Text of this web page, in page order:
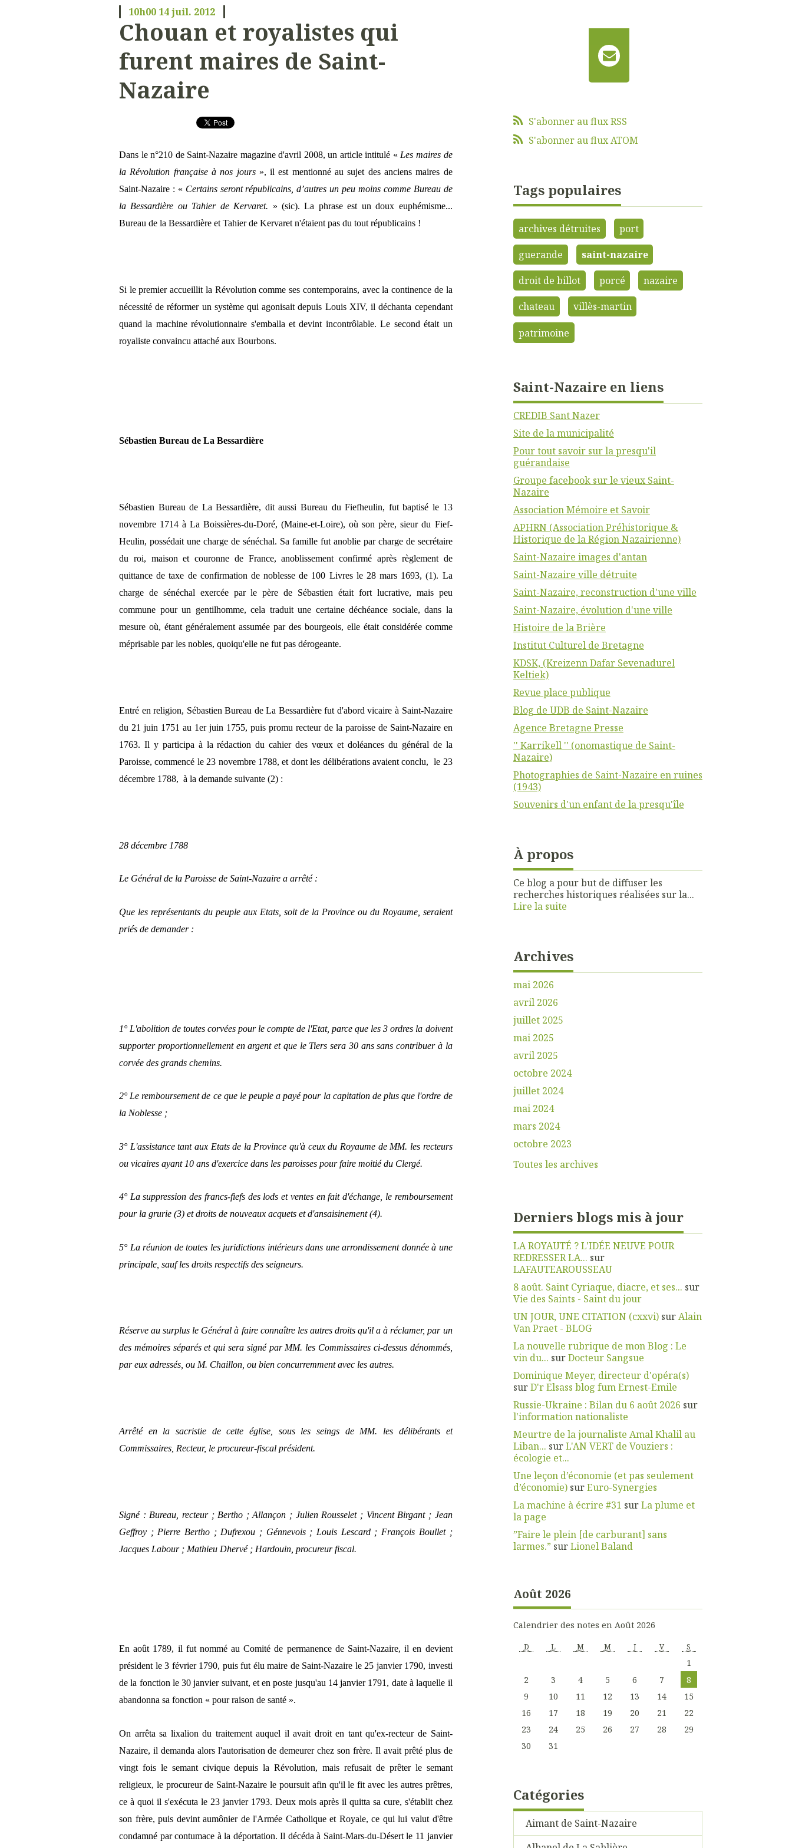
10h00 14juil. 2012
Chouan et royalistes qui
furent maires de Saint-
Nazaire
Dans le n°210 de Saint-Nazaire magazine d'avril 2008, un article intitulé « Les maires de
la Révolution française à nos jours», il est mentionné au sujet des anciens maires de
Saint-Nazaire : « Certains seront républicains, d’autres un peu moins comme Bureau de
la Bessardière ou Tahier de Kervaret. » (sic). La phrase est un doux euphémisme...
Bureau de la Bessardière et Tahier de Kervaret n'étaient pas du tout républicains !
Si le premier accueillit la Révolution comme ses contemporains, avec la continence de la
nécessité de réformer un système qui agonisait depuis Louis XIV, il déchanta cependant
quand la machine révolutionnaire s'emballa et devint incontrôlable. Le second était un
royaliste convaincu attaché aux Bourbons.
Sébastien Bureau de La Bessardière
Sébastien Bureau de La Bessardière, dit aussi Bureau du Fiefheulin, fut baptisé le 13
novembre 1714 à La Boissières-du-Doré, (Maine-et-Loire), où son père, sieur du Fief-
Heulin, possédait une charge de sénéchal. Sa famille fut anoblie par charge de secrétaire
du roi, maison et couronne de France, anoblissement confirmé après règlement de
quittance de taxe de confirmation de noblesse de 100 Livres le 28 mars 1693, (1). La
charge de sénéchal exercée par le père de Sébastien était fort lucrative, mais peu
commune pour un gentilhomme, cela traduit une certaine déchéance sociale, dans la
mesure où, étant généralement assumée par des bourgeois, elle était considérée comme
méprisable par les nobles, quoiqu'elle ne fut pas dérogeante.
Entré en religion, Sébastien Bureau de La Bessardière fut d'abord vicaire à Saint-Nazaire
du 21 juin 1751 au 1er juin 1755, puis promu recteur de la paroisse de Saint-Nazaire en
1763. Il y participa à la rédaction du cahier des vœux et doléances du général de la
Paroisse, commencé le 23 novembre 1788, et dont les délibérations avaient conclu, le 23
décembre 1788, à la demande suivante (2) :
28 décembre 1788
Le Général de la Paroisse de Saint-Nazaire a arrêté :
Que les représentants du peuple aux Etats, soit de la Province ou du Royaume, seraient
priés de demander :
1° L'abolition de toutes corvées pour le compte de l'Etat, parce que les 3 ordres la doivent
supporter proportionnellement en argent et que le Tiers sera 30 ans sans contribuer à la
corvée des grands chemins.
2° Le remboursement de ce que le peuple a payé pour la capitation de plus que l'ordre de
la Noblesse ;
3° L'assistance tant aux Etats de la Province qu'à ceux du Royaume de MM. les recteurs
ou vicaires ayant 10 ans d'exercice dans les paroisses pour faire moitié du Clergé.
4° La suppression des francs-fiefs des lods et ventes en fait d'échange, le remboursement
pour la grurie (3) et droits de nouveaux acquets et d'ansaisinement (4).
5° La réunion de toutes les juridictions intérieurs dans une arrondissement donnée à une
principale, sauf les droits respectifs des seigneurs.
Réserve au surplus le Général à faire connaître les autres droits qu'il a à réclamer, par un
des mémoires séparés et qui sera signé par MM. les Commissaires ci-dessus dénommés,
par eux adressés, ou M. Chaillon, ou bien concurremment avec les autres.
Arrêté en la sacristie de cette église, sous les seings de MM. les délibérants et
Commissaires, Recteur, le procureur-fiscal président.
Signé : Bureau, recteur ; Bertho ; Allançon ; Julien Rousselet ; Vincent Birgant ; Jean
Geffroy ; Pierre Bertho ; Dufrexou ; Génnevois ; Louis Lescard ; François Boullet ;
Jacques Labour ; Mathieu Dhervé ; Hardouin, procureur fiscal.
En août 1789, il fut nommé au Comité de permanence de Saint-Nazaire, il en devient
président le 3 février 1790, puis fut élu maire de Saint-Nazaire le 25 janvier 1790, investi
de la fonction le 30 janvier suivant, et en poste jusqu'au 14 janvier 1791, date à laquelle il
abandonna sa fonction « pour raison de santé ».
On arrêta sa lixalion du traitement auquel il avait droit en tant qu'ex-recteur de Saint-
Nazaire, il demanda alors l'autorisation de demeurer chez son frère. Il avait prêté plus de
vingt fois le semant civique depuis la Révolution, mais refusait de prêter le semant
religieux, le procureur de Saint-Nazaire le poursuit afin qu'il le fit avec les autres prêtres,
ce à quoi il s'exécuta le 23 janvier 1793. Deux mois après il quitta sa cure, s'établit chez
son frère, puis devint aumônier de l'Armée Catholique et Royale, ce qui lui valut d'être
condamné par contumace à la déportation. Il décéda à Saint-Mars-du-Désert le 11 janvier
S'abonner au flux RSS
S'abonner au flux ATOM
Tags populaires
archives détruites port
guerande saint-nazaire
droit de billot porcé nazaire
chateau villès-martin
patrimoine
Saint-Nazaire en liens
CREDIB Sant Nazer
Site de la municipalité
Pour tout savoir sur la presqu'il
guérandaise
Groupe facebook sur le vieux Saint-
Nazaire
Association Mémoire et Savoir
APHRN (Association Préhistorique &
Historique de la Région Nazairienne)
Saint-Nazaire images d'antan
Saint-Nazaire ville détruite
Saint-Nazaire, reconstruction d'une ville
Saint-Nazaire, évolution d'une ville
Histoire de la Brière
Institut Culturel de Bretagne
KDSK, (Kreizenn Dafar Sevenadurel
Keltiek)
Revue place publique
Blog de UDB de Saint-Nazaire
Agence Bretagne Presse
'' Karrikell '' (onomastique de Saint-
Nazaire)
Photographies de Saint-Nazaire en ruines
(1943)
Souvenirs d'un enfant de la presqu'île
À propos
Ce blog a pour but de diffuser les
recherches historiques réalisées sur la...
Lire la suite
Archives
mai 2026
avril 2026
juillet 2025
mai 2025
avril 2025
octobre 2024
juillet 2024
mai 2024
mars 2024
octobre 2023
Toutes les archives
Derniers blogs mis à jour
LA ROYAUTÉ ? L'IDÉE NEUVE POUR
REDRESSER LA... sur
LAFAUTEAROUSSEAU
8 août. Saint Cyriaque, diacre, et ses... sur
Vie des Saints - Saint du jour
UN JOUR, UNE CITATION (cxxvi)surAlain
Van Praet - BLOG
La nouvelle rubrique de mon Blog : Le
vin du... surDocteur Sangsue
Dominique Meyer, directeur d'opéra(s)
surD'r Elsass blog fum Ernest-Emile
Russie-Ukraine : Bilan du 6 août 2026 sur
l'information nationaliste
Meurtre de la journaliste Amal Khalil au
Liban... surL'AN VERT de Vouziers :
écologie et...
Une leçon d’économie (et pas seulement
d’économie)surEuro-Synergies
La machine à écrire #31 surLa plume et
la page
”Faire le plein [de carburant] sans
larmes.”surLionel Baland
Août 2026
Calendrier des notes en Août 2026
D L M M J V S
1
2
3 4 5 6 7
8
9
10 11 12 13 14
15
16
17 18 19 20 21
22
23
24 25 26 27 28
29
30
31
Catégories
Aimant de Saint-Nazaire